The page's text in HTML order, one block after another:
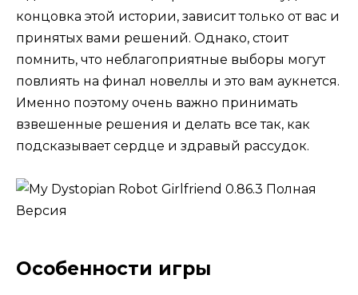
концовка этой истории, зависит только от вас и
принятых вами решений. Однако, стоит
помнить, что неблагоприятные выборы могут
повлиять на финал новеллы и это вам аукнется.
Именно поэтому очень важно принимать
взвешенные решения и делать все так, как
подсказывает сердце и здравый рассудок.
Особенности игры